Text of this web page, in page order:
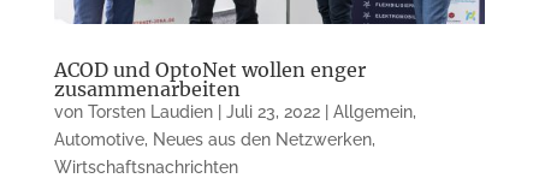
ACOD und OptoNet wollen enger
zusammenarbeiten
von Torsten Laudien| Juli 23, 2022| Allgemein,
Automotive, Neues aus den Netzwerken,
Wirtschaftsnachrichten